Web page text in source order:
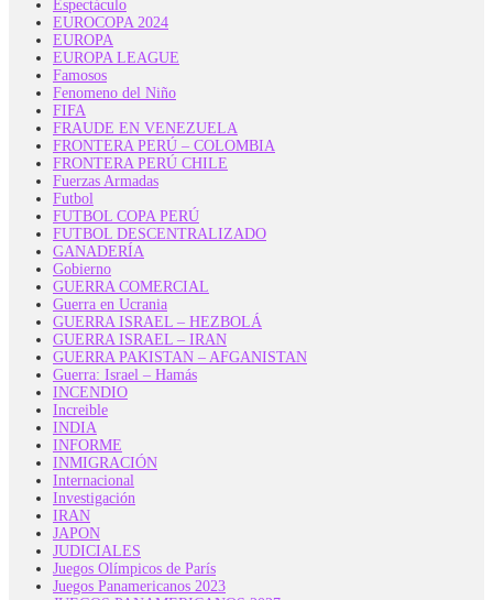
Espectáculo
EUROCOPA 2024
EUROPA
EUROPA LEAGUE
Famosos
Fenomeno del Niño
FIFA
FRAUDE EN VENEZUELA
FRONTERA PERÚ – COLOMBIA
FRONTERA PERÚ CHILE
Fuerzas Armadas
Futbol
FUTBOL COPA PERÚ
FUTBOL DESCENTRALIZADO
GANADERÍA
Gobierno
GUERRA COMERCIAL
Guerra en Ucrania
GUERRA ISRAEL – HEZBOLÁ
GUERRA ISRAEL – IRAN
GUERRA PAKISTAN – AFGANISTAN
Guerra: Israel – Hamás
INCENDIO
Increible
INDIA
INFORME
INMIGRACIÓN
Internacional
Investigación
IRAN
JAPON
JUDICIALES
Juegos Olímpicos de París
Juegos Panamericanos 2023